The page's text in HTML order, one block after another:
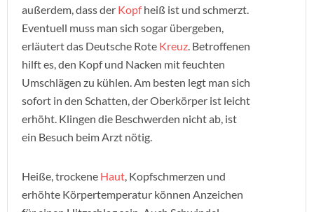
außerdem, dass der Kopfheiß ist und schmerzt.
Eventuell muss man sich sogar übergeben,
erläutert das Deutsche Rote Kreuz. Betroffenen
hilft es, den Kopf und Nacken mit feuchten
Umschlägen zu kühlen. Am besten legt man sich
sofort in den Schatten, der Oberkörper ist leicht
erhöht. Klingen die Beschwerden nicht ab, ist
ein Besuch beim Arzt nötig.
Heiße, trockene Haut, Kopfschmerzen und
erhöhte Körpertemperatur können Anzeichen